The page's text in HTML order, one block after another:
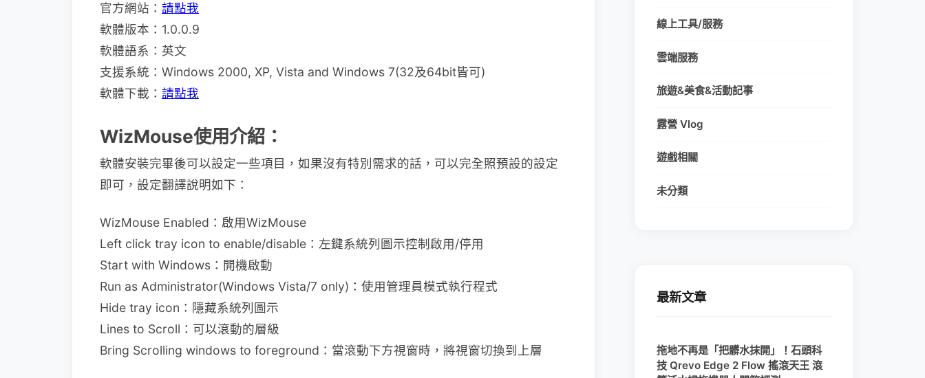
官方網站： 請點我
軟體版本：1.0.0.9
軟體語系：英文
支援系統：Windows 2000, XP, Vista and Windows 7(32及64bit皆可)
軟體下載： 請點我
WizMouse使用介紹：
軟體安裝完畢後可以設定一些項目，如果沒有特別需求的話，可以完全照預設的設定
即可，設定翻譯說明如下：
WizMouse Enabled：啟用WizMouse
Left click tray icon to enable/disable：左鍵系統列圖示控制啟用/停用
Start with Windows：開機啟動
Run as Administrator(Windows Vista/7 only)：使用管理員模式執行程式
Hide tray icon：隱藏系統列圖示
Lines to Scroll：可以滾動的層級
Bring Scrolling windows to foreground：當滾動下方視窗時，將視窗切換到上層
線上工具/服務
雲端服務
旅遊&美食&活動記事
露營 Vlog
遊戲相關
未分類
最新文章
拖地不再是「把髒水抹開」！石頭科
技 Qrevo Edge 2 Flow 搖滾天王 滾